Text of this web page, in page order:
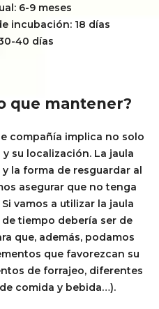
6-9 meses
incubación: 18 días
40 días
que mantener?
compañía implica no solo
su localización. La jaula
la forma de resguardar al
asegurar que no tenga
vamos a utilizar la jaula
tiempo debería ser de
que, además, podamos
que favorezcan su
de forrajeo, diferentes
comida y bebida…).